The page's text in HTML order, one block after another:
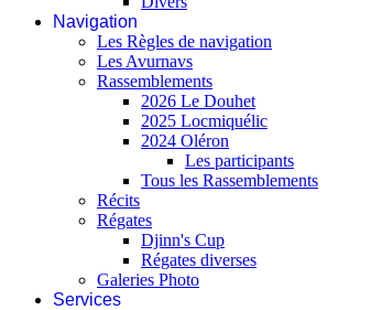
Navigation
Les Règles de navigation
Les Avurnavs
Rassemblements
2026 Le Douhet
2025 Locmiquélic
2024 Oléron
Les participants
Tous les Rassemblements
Récits
Régates
Djinn's Cup
Régates diverses
Galeries Photo
Services